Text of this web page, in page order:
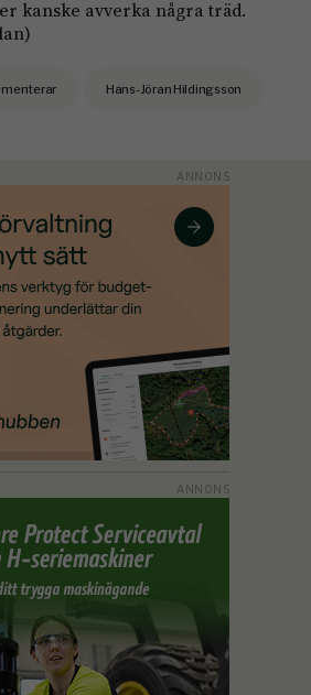
kanske avverka några träd.
Hans-Jöran Hildingsson